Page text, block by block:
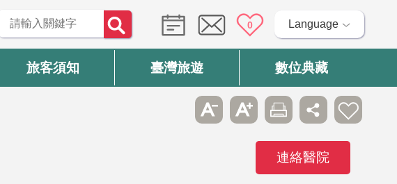
0 Language
旅客須知 臺灣旅遊 數位典藏
連絡醫院